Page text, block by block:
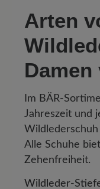
Arten
Damen
Im BÄR-
Jahreszeit und
Alle Schuhe
Zehenfreiheit.
Wildleder-